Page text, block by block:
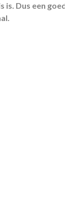
is. Dus een